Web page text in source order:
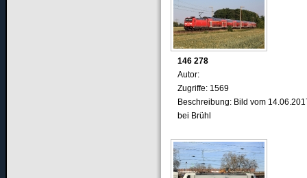
146 278
Autor:
Zugriffe: 1569
Beschreibung: Bild vom
bei Brühl